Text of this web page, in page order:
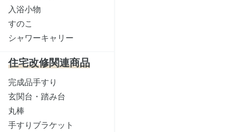
入浴小物
すのこ
シャワーキャリー
住宅改修関連商品
完成品手すり
玄関台・踏み台
丸棒
手すりブラケット